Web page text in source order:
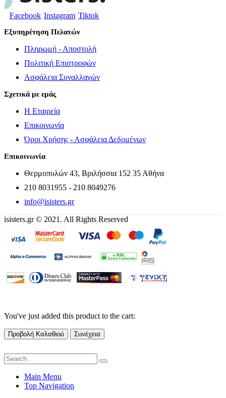
Facebook Instagram Tiktok
Εξυπηρέτηση Πελατών
Πληρωμή - Αποστολή
Πολιτική Επιστροφών
Ασφάλεια Συναλλαγών
Σχετικά με εμάς
Η Εταιρεία
Επικοινωνία
Όροι Χρήσης - Ασφάλεια Δεδομένων
Επικοινωνία
Θερμοπυλών 43, Βριλήσσια 152 35 Αθήνα
210 8031955 - 210 8049276
info@isisters.gr
isisters.gr © 2021. All Rights Reserved
You've just added this product to the cart:
Προβολή Καλαθιού Συνέχεια
Main Menu
Top Navigation